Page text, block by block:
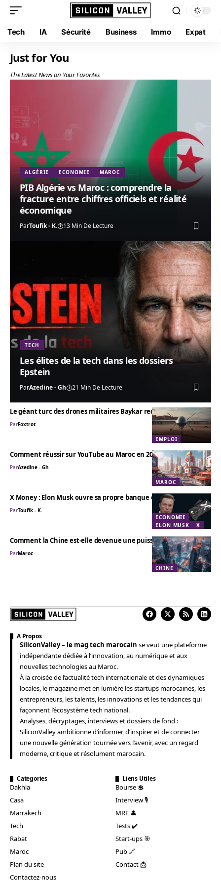
Tech IA Sécurité Business Immo Expat
Just for You
The Latest News on Your Favorites
ALGÉRIE ECONOMIE MAROC
PIB Algérie vs Maroc : comprendre la
fracture entre chiffres officiels et réalité
économique
ParToufik - K. 13 Min De Lecture
TECH
Les élites de la tech dans les dossiers
Epstein
ParAzedine - Gh 21 Min De Lecture
EMPLOI
Le géant turc des drones militaires Baykar recute au Maroc
ParFoxtrot
MAROC
Comment réussir sur YouTube au Maroc en 2026
ParAzedine - Gh
ECONOMIE
ELON MUSK
X
X Money : Elon Musk ouvre sa propre banque en ligne
ParToufik - K.
CHINE
Comment la Chine est-elle devenue une puissance mondiale ?
ParMaroc
A Propos
SiliconValley – le mag tech marocain se veut une plateforme
indépendante dédiée à l’innovation, au numérique et aux
nouvelles technologies au Maroc.
À la croisée de l’actualité tech internationale et des dynamiques
locales, le magazine met en lumière les startups marocaines, les
entrepreneurs, les talents, les innovations et les tendances qui
façonnent l’écosystème tech national.
Analyses, décryptages, interviews et dossiers de fond :
SiliconValley ambitionne d’informer, d’inspirer et de connecter
une nouvelle génération tournée vers l’avenir, avec un regard
moderne, critique et résolument marocain.
Categories
Dakhla
Casa
Marrakech
Tech
Rabat
Maroc
Plan du site
Contactez-nous
Liens Utiles
Bourse 💲
Interview 🎙️
MRE 👤
Tests ✔️
Start-ups 🎯
Pub 🔗
Contact 📩